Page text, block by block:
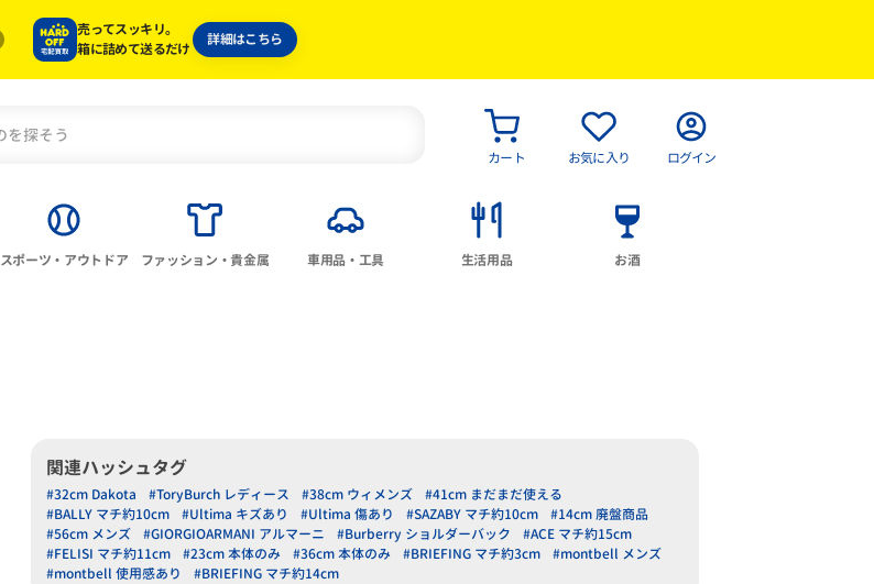
売ってスッキリ。
箱に詰めて送るだけ
詳細はこちら
カート お気に入り ログイン
スポーツ・アウトドア ファッション・貴金属 車用品・工具 生活用品 お酒
関連ハッシュタグ
#32cm Dakota #ToryBurch レディース #38cm ウィメンズ
#41cm まだまだ使える
#BALLY マチ約10cm
#Ultima キズあり #Ultima 傷あり #SAZABY マチ約10cm
#14cm 廃盤商品
#56cm メンズ
#GIORGIOARMANI アルマーニ #Burberry ショルダーバック
#ACE マチ約15cm
#FELISI マチ約11cm
#23cm 本体のみ #36cm 本体のみ #BRIEFING マチ約3cm
#montbell メンズ
#montbell 使用感あり
#BRIEFING マチ約14cm